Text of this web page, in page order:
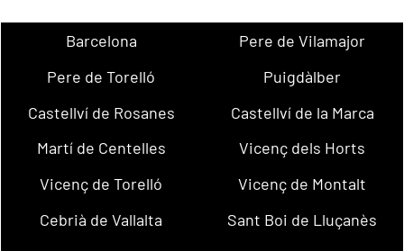
Barcelona
Pere de Vilamajor
Pere de Torelló
Puigdàlber
Castellví de Rosanes
Castellví de la Marca
Martí de Centelles
Vicenç dels Horts
Vicenç de Torelló
Vicenç de Montalt
Cebrià de Vallalta
Sant Boi de Lluçanès